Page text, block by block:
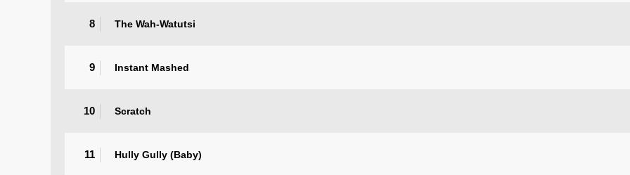
8 The Wah-Watutsi
9 Instant Mashed
10 Scratch
11 Hully Gully (Baby)